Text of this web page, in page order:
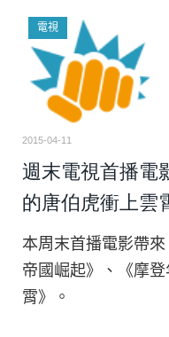
電視
2015-04-11
週末電視首播電
的唐伯虎衝上雲
本周末首播電影帶
帝國崛起》、《摩
霄》。